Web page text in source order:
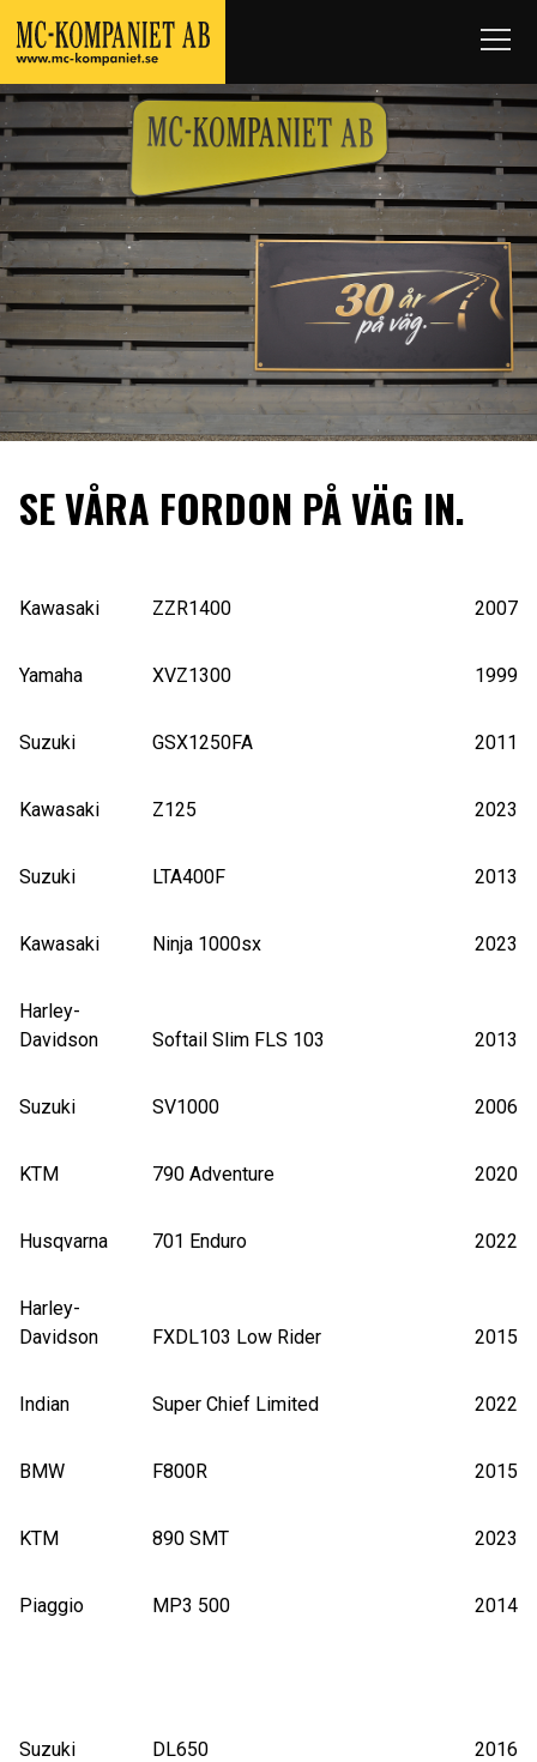
SE VÅRA FORDON PÅ VÄG IN.
Kawasaki ZZR1400 2007
Yamaha XVZ1300 1999
Suzuki GSX1250FA 2011
Kawasaki Z125 2023
Suzuki LTA400F 2013
Kawasaki Ninja 1000sx 2023
Harley-
Davidson
Softail Slim FLS 103 2013
Suzuki SV1000 2006
KTM 790 Adventure 2020
Husqvarna 701 Enduro 2022
Harley-
Davidson
FXDL103 Low Rider 2015
Indian Super Chief Limited 2022
BMW F800R 2015
KTM 890 SMT 2023
Piaggio MP3 500 2014
Suzuki DL650 2016